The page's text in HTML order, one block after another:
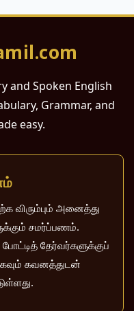
and Spoken English
Grammar, and
easy.
அனைத்து
சமர்ப்பணம்.
தேர்வர்களுக்குப்
கவனத்துடன்